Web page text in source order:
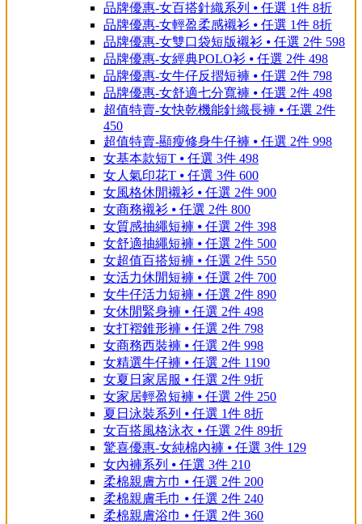
品牌優惠-女百搭針織系列 ⦁ 任選 1件 8折
品牌優惠-女輕盈柔感襯衫 ⦁ 任選 1件 8折
品牌優惠-女雙口袋短版襯衫 ⦁ 任選 2件 598
品牌優惠-女經典POLO衫 ⦁ 任選 2件 498
品牌優惠-女牛仔反摺短褲 ⦁ 任選 2件 798
品牌優惠-女舒適七分寬褲 ⦁ 任選 2件 498
超值特賣-女快乾機能針織長褲 ⦁ 任選 2件
450
超值特賣-顯瘦修身牛仔褲 ⦁ 任選 2件 998
女基本款短T ⦁ 任選 3件 498
女人氣印花T ⦁ 任選 3件 600
女風格休閒襯衫 ⦁ 任選 2件 900
女商務襯衫 ⦁ 任選 2件 800
女質感抽繩短褲 ⦁ 任選 2件 398
女舒適抽繩短褲 ⦁ 任選 2件 500
女超值百搭短褲 ⦁ 任選 2件 550
女活力休閒短褲 ⦁ 任選 2件 700
女牛仔活力短褲 ⦁ 任選 2件 890
女休閒緊身褲 ⦁ 任選 2件 498
女打褶錐形褲 ⦁ 任選 2件 798
女商務西裝褲 ⦁ 任選 2件 998
女精選牛仔褲 ⦁ 任選 2件 1190
女夏日家居服 ⦁ 任選 2件 9折
女家居輕盈短褲 ⦁ 任選 2件 250
夏日泳裝系列 ⦁ 任選 1件 8折
女百搭風格泳衣 ⦁ 任選 2件 89折
驚喜優惠-女純棉內褲 ⦁ 任選 3件 129
女內褲系列 ⦁ 任選 3件 210
柔棉親膚方巾 ⦁ 任選 2件 200
柔棉親膚毛巾 ⦁ 任選 2件 240
柔棉親膚浴巾 ⦁ 任選 2件 360